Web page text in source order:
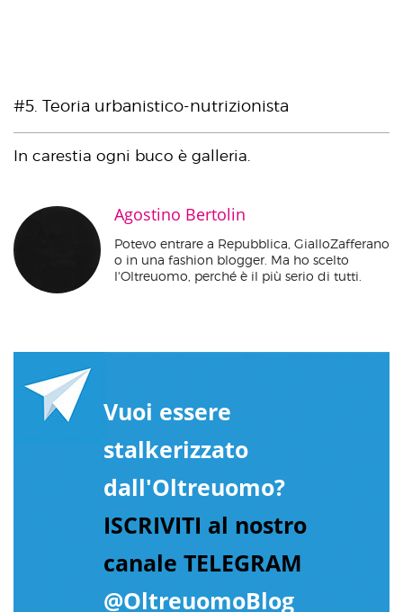
#5. Teoria urbanistico-nutrizionista
In carestia ogni buco è galleria.
Agostino Bertolin
Potevo entrare a Repubblica, GialloZafferano
o in una fashion blogger. Ma ho scelto
l'Oltreuomo, perché è il più serio di tutti.
Vuoi essere
stalkerizzato
dall'Oltreuomo?
ISCRIVITI al nostro
canale TELEGRAM
@OltreuomoBlog